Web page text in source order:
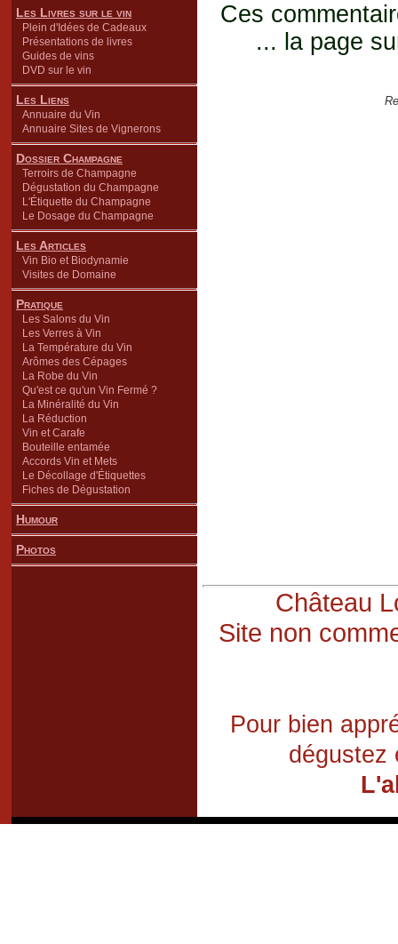
Les Livres sur le vin
Plein d'Idées de Cadeaux
Présentations de livres
Guides de vins
DVD sur le vin
Les Liens
Annuaire du Vin
Annuaire Sites de Vignerons
Dossier Champagne
Terroirs de Champagne
Dégustation du Champagne
L'Étiquette du Champagne
Le Dosage du Champagne
Les Articles
Vin Bio et Biodynamie
Visites de Domaine
Pratique
Les Salons du Vin
Les Verres à Vin
La Température du Vin
Arômes des Cépages
La Robe du Vin
Qu'est ce qu'un Vin Fermé ?
La Minéralité du Vin
La Réduction
Vin et Carafe
Bouteille entamée
Accords Vin et Mets
Le Décollage d'Étiquettes
Fiches de Dégustation
Humour
Photos
Ces
... la page
Château
Site non
Pour bien
dégustez